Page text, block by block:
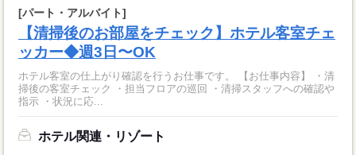
[パート・アルバイト]
【清掃後のお部屋をチェック】ホテル客室チェ
ッカー◆週3日〜OK
ホテル客室の仕上がり確認を行うお仕事です。 【お仕事内容】 ・清
掃後の客室チェック ・担当フロアの巡回 ・清掃スタッフへの確認や
指示 ・状況に応...
ホテル関連・リゾート